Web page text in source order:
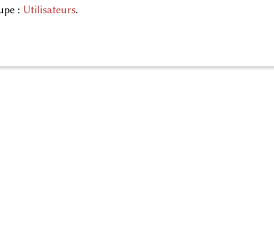
: Utilisateurs.